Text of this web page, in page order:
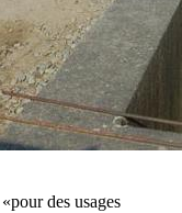
des usages